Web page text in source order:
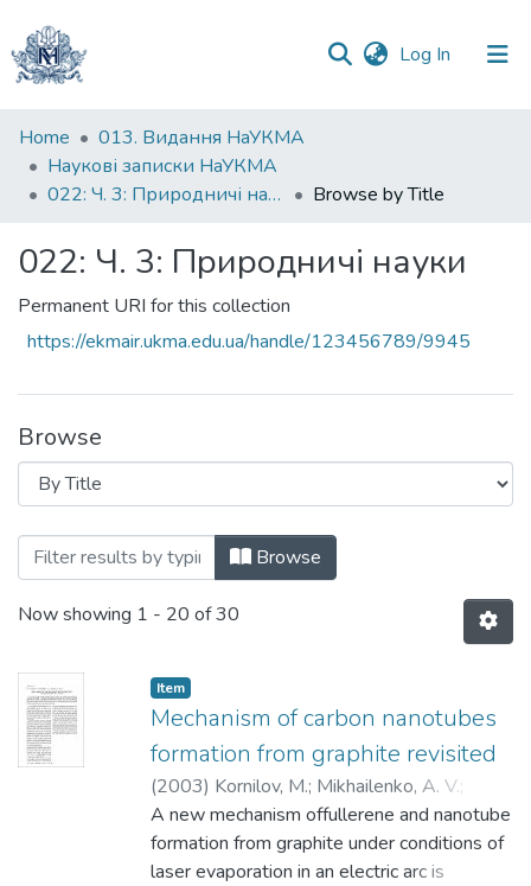
Log In (current)
Communities
&
Collections
Home
013. Видання НаУКМА
Наукові записки НаУКМА
022: Ч. 3: Природничі науки
Browse by Title
022: Ч. 3: Природничі науки
Permanent URI for this collection
https://ekmair.ukma.edu.ua/handle/123456789/9945
Browse
Browsing 022: Ч. 3: Природничі науки
Browse
Now showing 1 - 20 of 30
Item
Mechanism of carbon nanotubes
formation from graphite revisited
(2003) Kornilov, M.; Mikhailenko, A. V.;
Ljubchuk, T.;Isaev, Sergey
A new mechanism offullerene and nanotube
formation from graphite under conditions of
laser evaporation in an electric arc is